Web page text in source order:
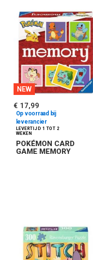
NEW
POKÉMON CARD
GAME MEMORY
€ 17,99
Op voorraad bij
leverancier